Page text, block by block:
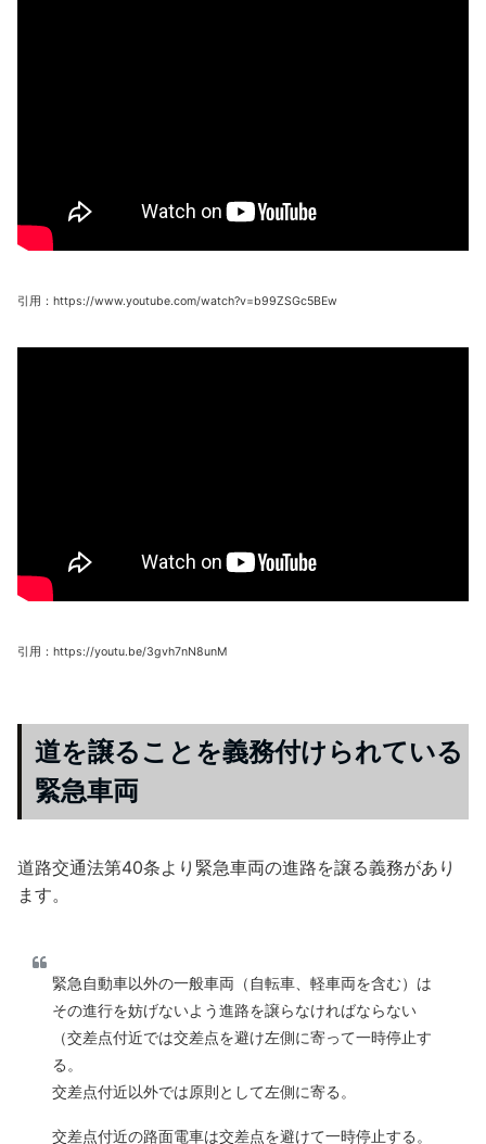
引用：https://www.youtube.com/watch?v=b99ZSGc5BEw
引用：https://youtu.be/3gvh7nN8unM
道を譲ることを義務付けられている
緊急車両
道路交通法第40条より緊急車両の進路を譲る義務があり
ます。
緊急自動車以外の一般車両（自転車、軽車両を含む）は
その進行を妨げないよう進路を譲らなければならない
（交差点付近では交差点を避け左側に寄って一時停止す
る。
交差点付近以外では原則として左側に寄る。
交差点付近の路面電車は交差点を避けて一時停止する。